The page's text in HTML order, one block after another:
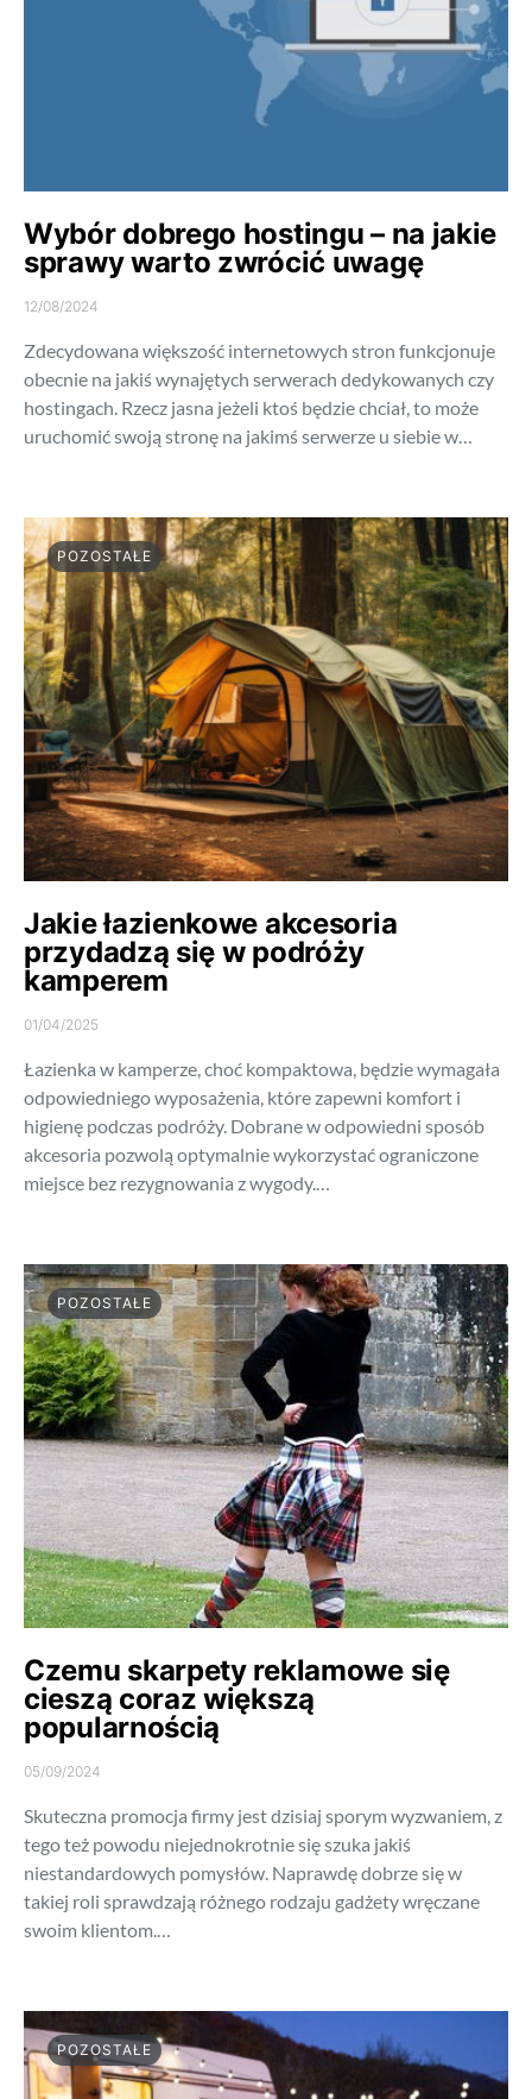
Wybór dobrego hostingu – na jakie
sprawy warto zwrócić uwagę
12/08/2024
Zdecydowana większość internetowych stron funkcjonuje
obecnie na jakiś wynajętych serwerach dedykowanych czy
hostingach. Rzecz jasna jeżeli ktoś będzie chciał, to może
uruchomić swoją stronę na jakimś serwerze u siebie w…
POZOSTAŁE
Jakie łazienkowe akcesoria
przydadzą się w podróży
kamperem
01/04/2025
Łazienka w kamperze, choć kompaktowa, będzie wymagała
odpowiedniego wyposażenia, które zapewni komfort i
higienę podczas podróży. Dobrane w odpowiedni sposób
akcesoria pozwolą optymalnie wykorzystać ograniczone
miejsce bez rezygnowania z wygody.…
POZOSTAŁE
Czemu skarpety reklamowe się
cieszą coraz większą
popularnością
05/09/2024
Skuteczna promocja firmy jest dzisiaj sporym wyzwaniem, z
tego też powodu niejednokrotnie się szuka jakiś
niestandardowych pomysłów. Naprawdę dobrze się w
takiej roli sprawdzają różnego rodzaju gadżety wręczane
swoim klientom.…
POZOSTAŁE